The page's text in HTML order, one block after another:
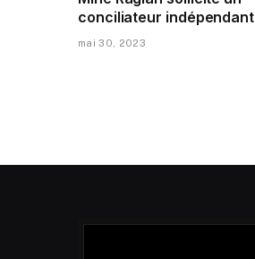
conciliateur indépendant
mai 30, 2023